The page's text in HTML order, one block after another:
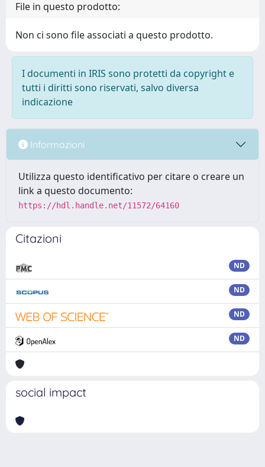
File in questo prodotto:
Non ci sono file associati a questo prodotto.
I documenti in IRIS sono protetti da copyright e
tutti i diritti sono riservati, salvo diversa
indicazione
Informazioni
Utilizza questo identificativo per citare o creare un
link a questo documento:
https://hdl.handle.net/11572/64160
Citazioni
ND
ND
ND
ND
social impact